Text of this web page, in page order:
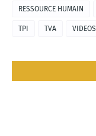
RESSOURCE HUMAIN
TPI TVA VIDEOS